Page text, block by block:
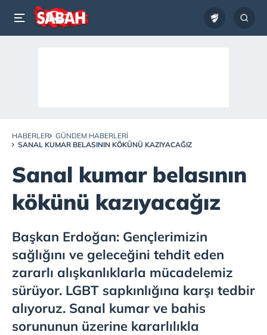
HABERLER
GÜNDEM HABERLERI
SANAL KUMAR BELASININ KÖKÜNÜ KAZIYACAĞIZ
Sanal kumar belasının
kökünü kazıyacağız
Başkan Erdoğan: Gençlerimizin
sağlığını ve geleceğini tehdit eden
zararlı alışkanlıklarla mücadelemiz
sürüyor. LGBT sapkınlığına karşı tedbir
alıyoruz. Sanal kumar ve bahis
sorununun üzerine kararlılıkla